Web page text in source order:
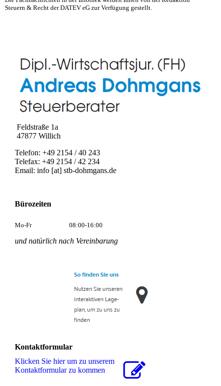
Steuern & Recht der DATEV eG zur Verfügung gestellt.
Feldstraße 1a
47877 Willich
Telefon: +49 2154 / 40 243
Telefax: +49 2154 / 42 234
Email: info [at] stb-dohmgans.de
Bürozeiten
Mo-Fr 08:00-16:00
und natürlich nach Vereinbarung
Kontaktformular
Klicken Sie hier um zu unserem
Kon­takt­for­mu­lar zu kommen